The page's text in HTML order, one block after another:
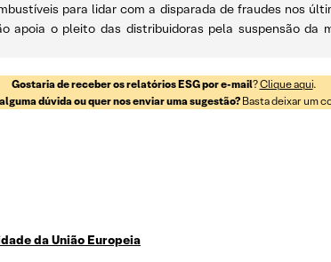
para lidar com a disparada de fraudes nos
apoia o pleito das distribuidoras pela suspensão
Gostaria de receber os relatórios ESG por e-mail?Clique aqui.
dúvida ou quer nos enviar uma sugestão? Basta deixar um
da União Europeia